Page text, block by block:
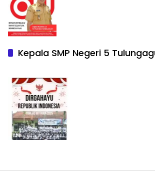
Kepala SMP Negeri 5